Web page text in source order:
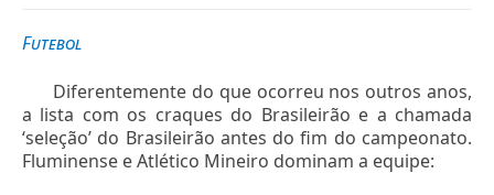
Futebol
Diferentemente do que ocorreu nos outros anos,
a lista com os craques do Brasileirão e a chamada
‘seleção’ do Brasileirão antes do fim do campeonato.
Fluminense e Atlético Mineiro dominam a equipe: